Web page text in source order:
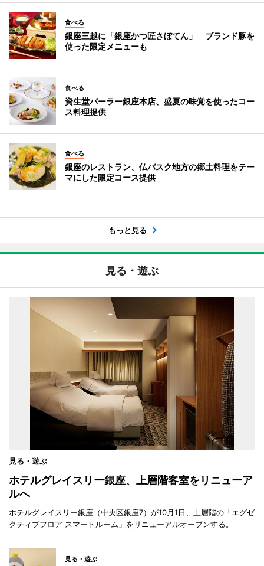
食べる
銀座三越に「銀座かつ匠さぼてん」 ブランド豚を
使った限定メニューも
食べる
資生堂パーラー銀座本店、盛夏の味覚を使ったコー
ス料理提供
食べる
銀座のレストラン、仏バスク地方の郷土料理をテー
マにした限定コース提供
もっと見る
見る・遊ぶ
見る・遊ぶ
ホテルグレイスリー銀座、上層階客室をリニューア
ルへ
ホテルグレイスリー銀座（中央区銀座7）が10月1日、上層階の「エグゼ
クティブフロア スマートルーム」をリニューアルオープンする。
見る・遊ぶ